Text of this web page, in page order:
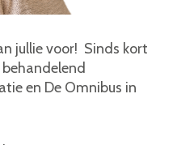
jullie voor! Sinds kort
en De Omnibus in